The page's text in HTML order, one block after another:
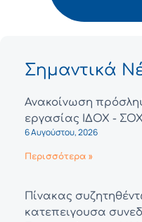
Σημαντικά
Ανακοίνωση
εργασίας ΙΔΟΧ -
6 Αυγούστου, 2026
Περισσότερα »
Πίνακας
κατεπειγουσα